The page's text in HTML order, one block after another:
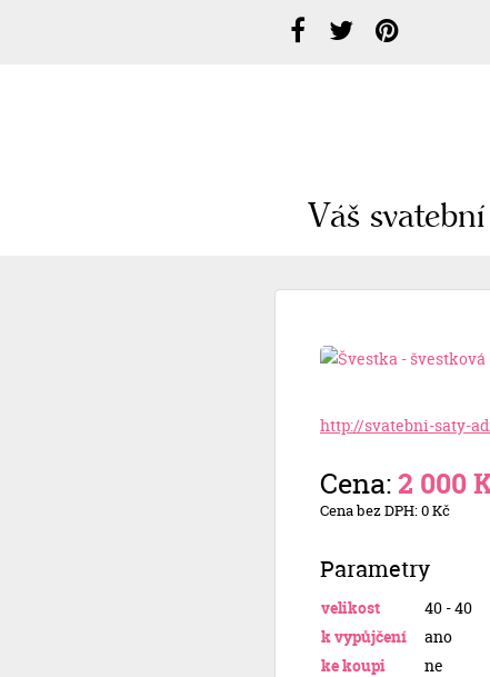
Váš
http://svatebni-saty-
Cena:2 000
Cena bez DPH: 0 Kč
Parametry
velikost
40 - 40
k vypůjčení
ano
ke koupi
ne